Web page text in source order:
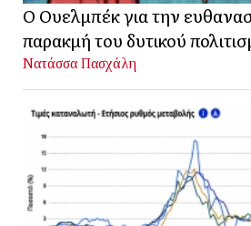
Ο Ουελμπέκ για την
παρακμή του δυτικού
Νατάσσα Πασχάλη